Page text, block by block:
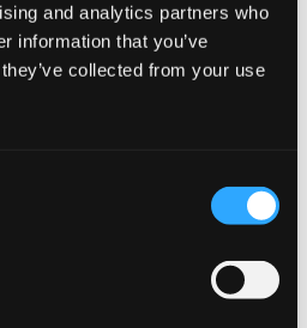
and analytics partners who
information that you’ve
collected from your use
Einkaufen mit unserem
Wir bieten:
speziellen Mengenrabatten.
THE
CLUB
drops, hot deals, flavor
latest Snusdaddy news.